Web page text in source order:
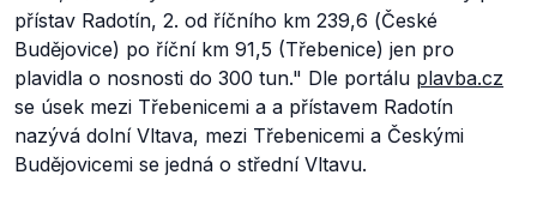
přístav Radotín, 2. od říčního km 239,6 (České
Budějovice) po říční km 91,5 (Třebenice) jen pro
plavidla o nosnosti do 300 tun." Dle portálu plavba.cz
se úsek mezi Třebenicemi a a přístavem Radotín
nazývá dolní Vltava, mezi Třebenicemi a Českými
Budějovicemi se jedná o střední Vltavu.